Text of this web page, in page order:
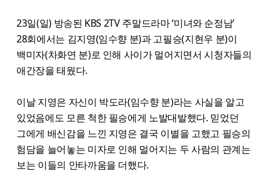
23일(일) 방송된 KBS 2TV 주말드라마 ‘미녀와 순정남’
28회에서는 김지영(임수향 분)과 고필승(지현우 분)이
백미자(차화연 분)로 인해 사이가 멀어지면서 시청자들의
애간장을 태웠다.
이날 지영은 자신이 박도라(임수향 분)라는 사실을 알고
있었음에도 모른 척한 필승에게 노발대발했다. 믿었던
그에게 배신감을 느낀 지영은 결국 이별을 고했고 필승의
험담을 늘어놓는 미자로 인해 멀어지는 두 사람의 관계는
보는 이들의 안타까움을 더했다.